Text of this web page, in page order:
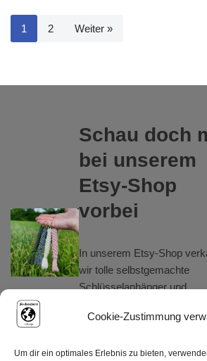
Cookie-Zustimmung
Um dir ein optimales Erlebnis zu bieten,
1 2 Weiter »
Schau doch
bei unserem
Etsy-Shop
vorbei
In unserem Etsy-Shop
wir tolle selbstgemachte
Schlüsselanhänger und
schaust.